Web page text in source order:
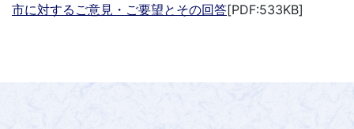
市に対するご意見・ご要望とその回答[PDF:533KB]